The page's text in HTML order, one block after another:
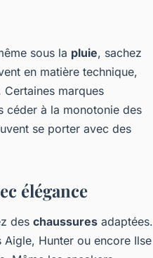
sous la pluie, sachez
en matière technique,
Certaines marques
céder à la monotonie des
se porter avec des
élégance
des chaussures adaptées.
Aigle, Hunter ou encore Ilse